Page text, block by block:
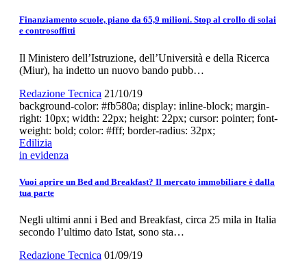
Finanziamento scuole, piano da 65,9 milioni. Stop al crollo di solai
e controsoffitti
Il Ministero dell’Istruzione, dell’Università e della Ricerca
(Miur), ha indetto un nuovo bando pubb…
Redazione Tecnica 21/10/19
background-color: #fb580a; display: inline-block; margin-
right: 10px; width: 22px; height: 22px; cursor: pointer; font-
weight: bold; color: #fff; border-radius: 32px;
Edilizia
in evidenza
Vuoi aprire un Bed and Breakfast? Il mercato immobiliare è dalla
tua parte
Negli ultimi anni i Bed and Breakfast, circa 25 mila in Italia
secondo l’ultimo dato Istat, sono sta…
Redazione Tecnica 01/09/19